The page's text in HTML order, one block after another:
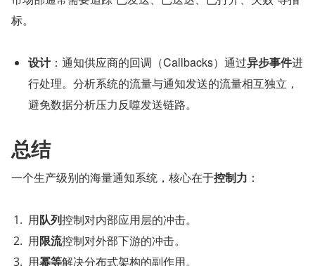
标。
设计：通知供应商的回调（Callbacks）通过异步事件进
行处理。分析系统的流量与通知发送的流量相互独立，
避免数据分析压力反噬发送链路。
总结
一个生产级别的海量通知系统，核心在于控制力 ：
用队列控制对内部应用层的冲击。
用限流控制对外部下游的冲击。
用幂等解决分布式架构的副作用。